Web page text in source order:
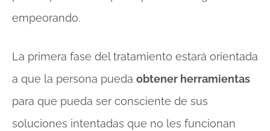
empeorando.
La primera fase del tratamiento estará orientada
a que la persona pueda obtener herramientas
para que pueda ser consciente de sus
soluciones intentadas que no les funcionan